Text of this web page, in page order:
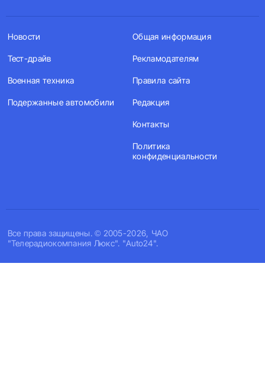
Все права защищены. © 2005-2026, ЧАО
"Телерадиокомпания Люкс". "Auto24".
Новости
Тест-драйв
Военная техника
Подержанные автомобили
Общая информация
Рекламодателям
Правила сайта
Редакция
Контакты
Политика
конфиденциальности